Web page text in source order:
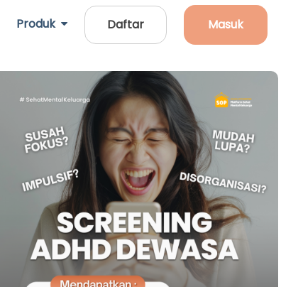
Produk Daftar Masuk